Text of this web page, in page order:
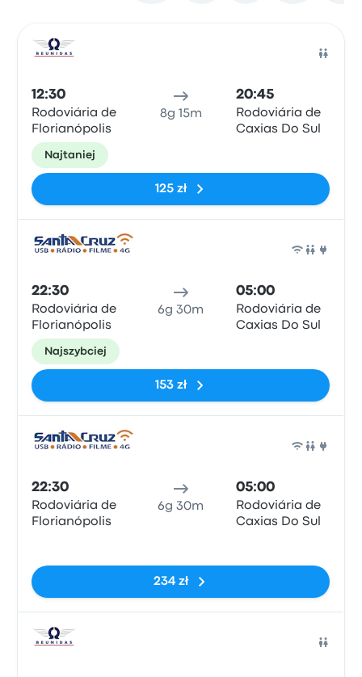
12:30
Rodoviária de
Florianópolis
8g 15m
20:45
Rodoviária de
Caxias Do Sul
Najtaniej
125 zł
22:30
Rodoviária de
Florianópolis
6g 30m
05:00
Rodoviária de
Caxias Do Sul
Najszybciej
153 zł
22:30
Rodoviária de
Florianópolis
6g 30m
05:00
Rodoviária de
Caxias Do Sul
234 zł